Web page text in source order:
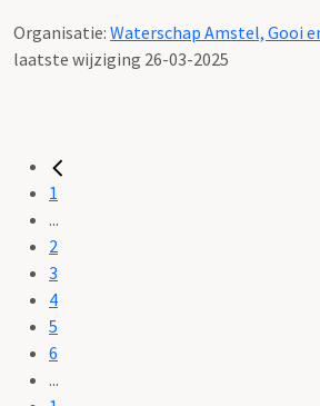
Organisatie: Waterschap Amstel, Gooi
laatste wijziging 26-03-2025
1
...
2
3
4
5
6
...